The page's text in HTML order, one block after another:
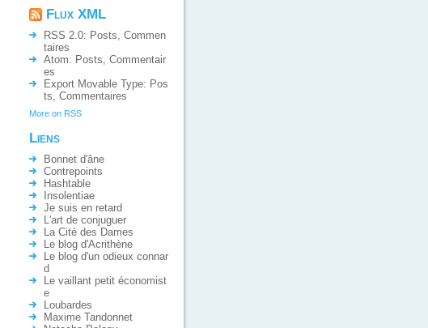
Flux XML
RSS 2.0: Posts Commen
taires
Atom: Posts Commentair
es
Export Movable Type: Pos
ts Commentaires
More on RSS
Liens
Bonnet d'âne
Contrepoints
Hashtable
Insolentiae
Je suis en retard
L'art de conjuguer
La Cité des Dames
Le blog d'Acrithène
Le blog d'un odieux connar
d
Le vaillant petit économist
e
Loubardes
Maxime Tandonnet